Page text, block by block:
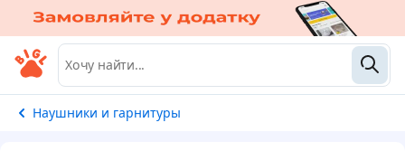
Наушники и гарнитуры